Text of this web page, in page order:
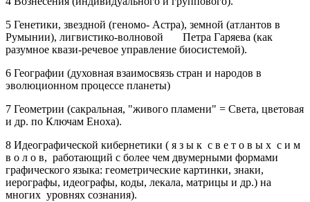
5 Генетики, звездной (геномо- Астра), земной (атлантов в
Румынии), лигвистико-волновой Петра Гаряева (как
разумное квази-речевое управление биосистемой).
6 Географии (духовная взаимосвязь стран и народов в
эволюционном процессе планеты)
7 Геометрии (сакральная, "живого пламени" = Света, цветовая
и др. по Ключам Еноха).
8 Идеографической кибернетики ( я з ы к с в е т о в ы х с и м
в о л о в, работающий с более чем двумерными формами
графического языка: геометрические картинки, знаки,
иерографы, идеографы, коды, лекала, матрицы и др.) на
многих уровнях сознания).